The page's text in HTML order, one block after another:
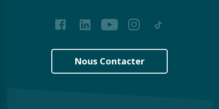
FacebookLinkedInYoutubeInstagram
Tiktok
Nous Contacter